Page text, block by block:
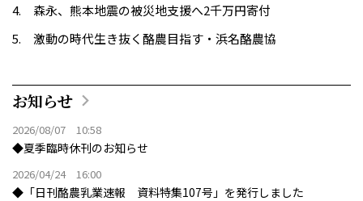
森永、熊本地震の被災地支援へ2千万円寄付
激動の時代生き抜く酪農目指す・浜名酪農協
お知らせ
2026/08/07 10:58
◆夏季臨時休刊のお知らせ
2026/04/24 16:00
◆「日刊酪農乳業速報 資料特集107号」を発行しました